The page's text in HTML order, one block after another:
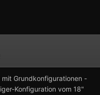
Grundkonfigurationen -
Konfiguration vom 18"